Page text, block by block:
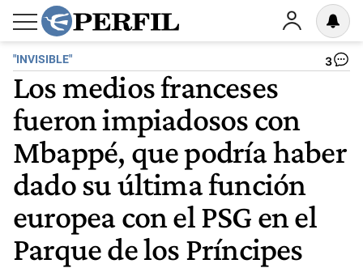
"INVISIBLE" 3
Los medios franceses
fueron impiadosos con
Mbappé, que podría haber
dado su última función
europea con el PSG en el
Parque de los Príncipes